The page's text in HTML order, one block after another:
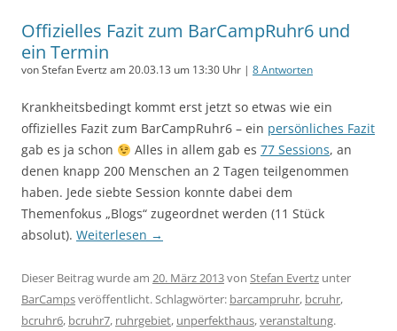
Offizielles Fazit zum BarCampRuhr6 und
ein Termin
von Stefan Evertz am 20.03.13 um 13:30 Uhr | 8 Antworten
Krankheitsbedingt kommt erst jetzt so etwas wie ein
offizielles Fazit zum BarCampRuhr6 – ein persönliches Fazit
gab es ja schon
Alles in allem gab es 77 Sessions, an
denen knapp 200 Menschen an 2 Tagen teilgenommen
haben. Jede siebte Session konnte dabei dem
Themenfokus „Blogs“ zugeordnet werden (11 Stück
absolut). Weiterlesen →
Dieser Beitrag wurde am 20. März 2013von Stefan Evertz unter
BarCampsveröffentlicht. Schlagwörter: barcampruhr, bcruhr,
bcruhr6, bcruhr7, ruhrgebiet, unperfekthaus,veranstaltung.